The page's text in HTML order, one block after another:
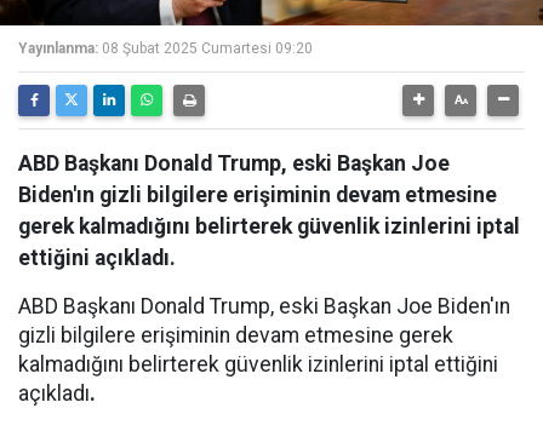
Yayınlanma: 08 Şubat 2025 Cumartesi 09:20
ABD Başkanı Donald Trump, eski Başkan Joe
Biden'ın gizli bilgilere erişiminin devam etmesine
gerek kalmadığını belirterek güvenlik izinlerini iptal
ettiğini açıkladı.
ABD Başkanı Donald Trump, eski Başkan Joe Biden'ın
gizli bilgilere erişiminin devam etmesine gerek
kalmadığını belirterek güvenlik izinlerini iptal ettiğini
açıkladı.